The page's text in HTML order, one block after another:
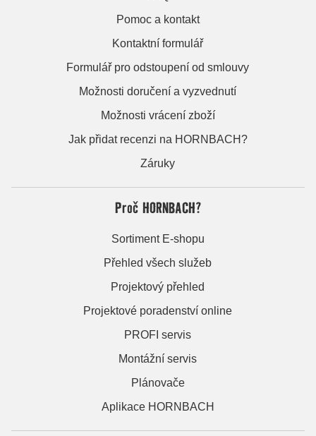
Pomoc a kontakt
Kontaktní formulář
Formulář pro odstoupení od smlouvy
Možnosti doručení a vyzvednutí
Možnosti vrácení zboží
Jak přidat recenzi na HORNBACH?
Záruky
Proč HORNBACH?
Sortiment E-shopu
Přehled všech služeb
Projektový přehled
Projektové poradenství online
PROFI servis
Montážní servis
Plánovače
Aplikace HORNBACH